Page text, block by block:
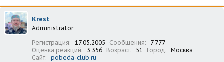
Krest
Administrator
Регистрация
17.05.2005 Сообщения
7 777
Оценка реакций
3 356 Возраст 51 Город
Москва
Сайт
pobeda-club.ru